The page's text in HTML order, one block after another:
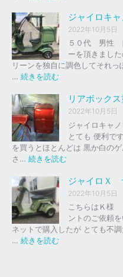
イ
ク
車
下
、
買
取
を
は
ま
し
た
。
ャ
イ
ロ
ッ
ド
ッ
ド
ジャイロキ
2022年10月5日
５０代 男性
ーを頂きまし
リーンを独自に調色してそれっ
… 続きを読む
イ
ロ
キ
ャ
ノ
ピ
ー
ザ
ク
仕
様
リアボック
2022年10月5日
ジャイロキャ
とても 便利で
を買うとほとんどは 黒か白の
さ… 続きを読む
ア
ボ
ッ
ク
ス
ジャイロＸ
2022年10月5日
こちらはＫ様
ントのご依頼
ネットで購入したが とても不
… 続きを読む